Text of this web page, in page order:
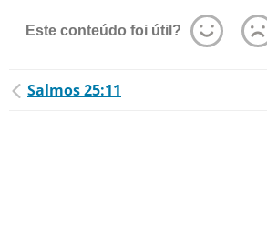
Este conteúdo foi útil?
Salmos 25:11